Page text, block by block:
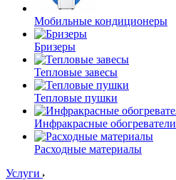
Мобильные кондиционеры
Бризеры
Тепловые завесы
Тепловые пушки
Инфракрасные обогреватели
Расходные материалы
Услуги